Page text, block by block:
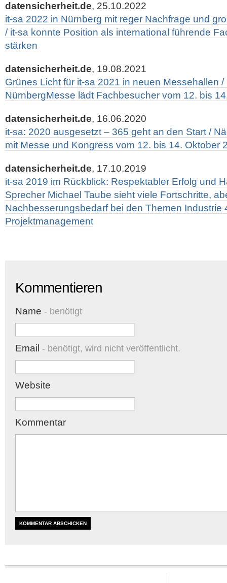
datensicherheit.de, 25.10.2022
it-sa 2022 in Nürnberg mit reger Nachfrage und
/ it-sa konnte Position als international führende
stärken
datensicherheit.de, 19.08.2021
Grünes Licht für it-sa 2021 in neuen Messehallen /
NürnbergMesse lädt Fachbesucher vom 12. bis
datensicherheit.de, 16.06.2020
it-sa: 2020 ausgesetzt – 365 geht an den Start /
mit Messe und Kongress vom 12. bis 14. Oktober
datensicherheit.de, 17.10.2019
it-sa 2019 im Rückblick: Respektabler Erfolg und
Sprecher Michael Taube sieht viele Fortschritte,
Nachbesserungsbedarf bei den Themen Industrie
Projektmanagement
Kommentieren
Name - benötigt
Email - benötigt, wird nicht veröffentlicht.
Website
Kommentar